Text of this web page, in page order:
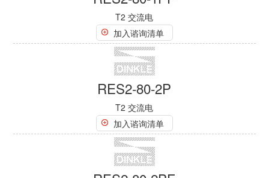
RES2-40-1PN1F
T2 交流电
加入谘询清单
RES2-40-3PN1
T2 交流电
加入谘询清单